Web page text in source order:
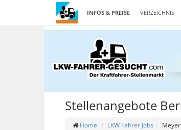
INFOS & PREISE VERZEICHNIS
Stellenangebote
Home LKW Fahrer Jobs